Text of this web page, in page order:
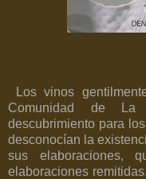
Los vinos
Comunidad de La
descubrimiento para
desconocían la
sus elaboraciones,
elaboraciones